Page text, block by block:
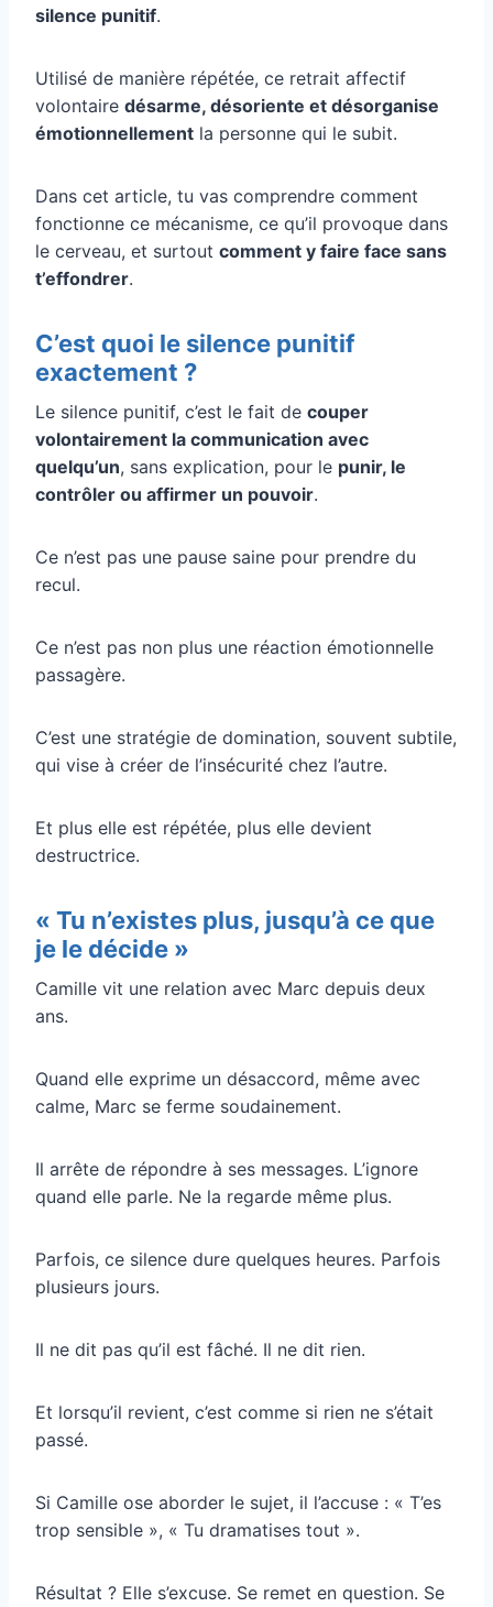
silence punitif.
Utilisé de manière répétée, ce retrait affectif
volontaire désarme, désoriente et désorganise
émotionnellement la personne qui le subit.
Dans cet article, tu vas comprendre comment
fonctionne ce mécanisme, ce qu’il provoque dans
le cerveau, et surtout comment y faire face sans
t’effondrer.
C’est quoi le silence punitif
exactement ?
Le silence punitif, c’est le fait de couper
volontairement la communication avec
quelqu’un, sans explication, pour le punir, le
contrôler ou affirmer un pouvoir.
Ce n’est pas une pause saine pour prendre du
recul.
Ce n’est pas non plus une réaction émotionnelle
passagère.
C’est une stratégie de domination, souvent subtile,
qui vise à créer de l’insécurité chez l’autre.
Et plus elle est répétée, plus elle devient
destructrice.
« Tu n’existes plus, jusqu’à ce que
je le décide »
Camille vit une relation avec Marc depuis deux
ans.
Quand elle exprime un désaccord, même avec
calme, Marc se ferme soudainement.
Il arrête de répondre à ses messages. L’ignore
quand elle parle. Ne la regarde même plus.
Parfois, ce silence dure quelques heures. Parfois
plusieurs jours.
Il ne dit pas qu’il est fâché. Il ne dit rien.
Et lorsqu’il revient, c’est comme si rien ne s’était
passé.
Si Camille ose aborder le sujet, il l’accuse : « T’es
trop sensible », « Tu dramatises tout ».
Résultat ? Elle s’excuse. Se remet en question. Se